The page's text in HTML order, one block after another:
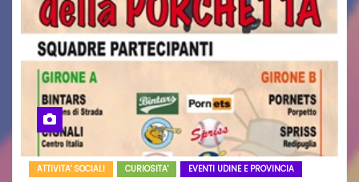
ATTIVITA' SOCIALI CURIOSITA' EVENTI UDINE E PROVINCIA